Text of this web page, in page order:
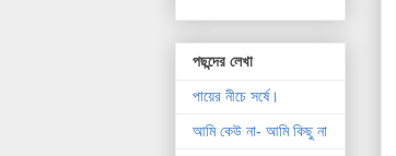
পছন্দের লেখা
পায়ের নীচে সর্ষে।
আমি কেউ না- আমি কিছু না